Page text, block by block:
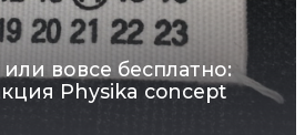
вовсе бесплатно:
Physika concept